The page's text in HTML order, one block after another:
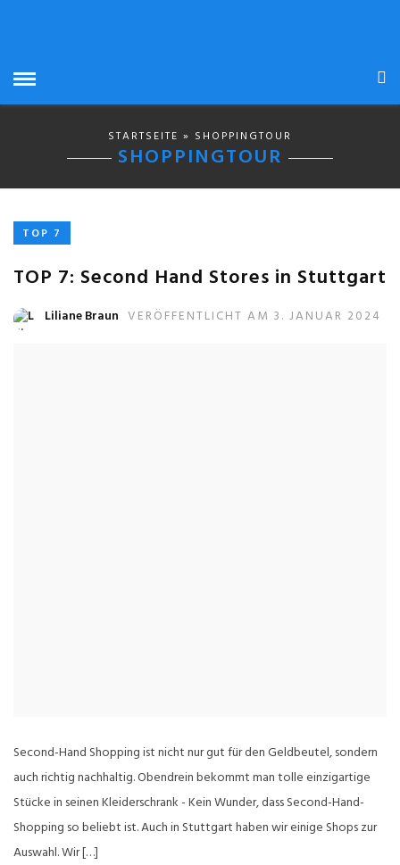
STARTSEITE » SHOPPINGTOUR
SHOPPINGTOUR
TOP 7
TOP 7: Second Hand Stores in Stuttgart
Liliane Braun VERÖFFENTLICHT AM 3. JANUAR 2024
Second-Hand Shopping ist nicht nur gut für den Geldbeutel, sondern
auch richtig nachhaltig. Obendrein bekommt man tolle einzigartige
Stücke in seinen Kleiderschrank - Kein Wunder, dass Second-Hand-
Shopping so beliebt ist. Auch in Stuttgart haben wir einige Shops zur
Auswahl. Wir […]